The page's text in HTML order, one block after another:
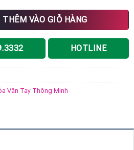
HB CN77 BLACK App Wifi tiêu
THÊM VÀO GIỎ HÀNG
HOTLINE
Vân Tay Thông Minh